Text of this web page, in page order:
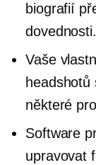
biografií
dovednosti.
Vaše
některé
Software
upravovat